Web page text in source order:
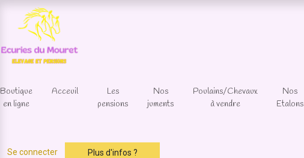
Se rendre au contenu
Boutique
en ligne
Acceuil
Les
pensions
Nos
juments
Poulains/Chevaux
à vendre
Nos
Etalons
Se connecter Plus d'infos ?